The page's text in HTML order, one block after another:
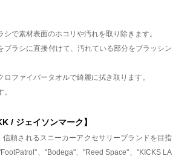
で素材表面のホコリや汚れを取り除きます。
ラシに直接付けて、汚れている部分をブラッシン
ファイバータオルで綺麗に拭き取ります。
/ ジェイソンマーク】
信頼されるスニーカーアクセサリーブランドを目指
、"Bodega"、"Reed Space"、"KICKS LA